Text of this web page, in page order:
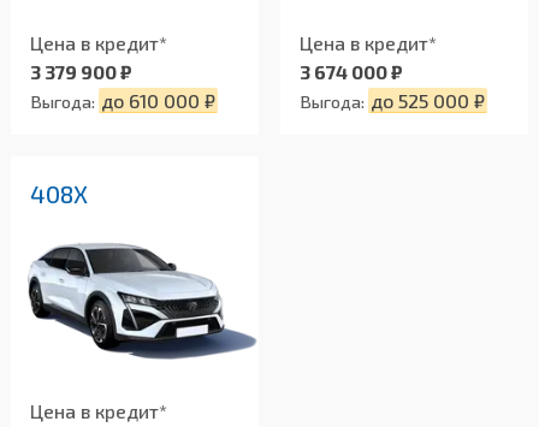
Цена в кредит*
3 379 900 ₽
Выгода: до 610 000 ₽
Цена в кредит*
3 674 000 ₽
Выгода: до 525 000 ₽
408X
Цена в кредит*